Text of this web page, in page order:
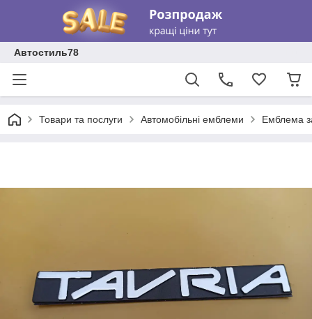
Автостиль78
Товари та послуги Автомобільні емблеми Емблема